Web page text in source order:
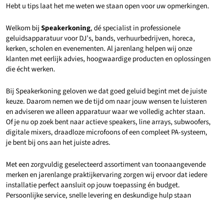
Hebt u tips laat het me weten we staan open voor uw opmerkingen.
Welkom bijSpeakerkoning, dé specialist in professionele
geluidsapparatuur voor DJ’s, bands, verhuurbedrijven, horeca,
kerken, scholen en evenementen. Al jarenlang helpen wij onze
klanten met eerlijk advies, hoogwaardige producten en oplossingen
die écht werken.
Bij Speakerkoning geloven we dat goed geluid begint met de juiste
keuze. Daarom nemen we de tijd om naar jouw wensen te luisteren
en adviseren we alleen apparatuur waar we volledig achter staan.
Of je nu op zoek bent naar actieve speakers, line arrays, subwoofers,
digitale mixers, draadloze microfoons of een compleet PA-systeem,
je bent bij ons aan het juiste adres.
Met een zorgvuldig geselecteerd assortiment van toonaangevende
merken en jarenlange praktijkervaring zorgen wij ervoor dat iedere
installatie perfect aansluit op jouw toepassing én budget.
Persoonlijke service, snelle levering en deskundige hulp staan